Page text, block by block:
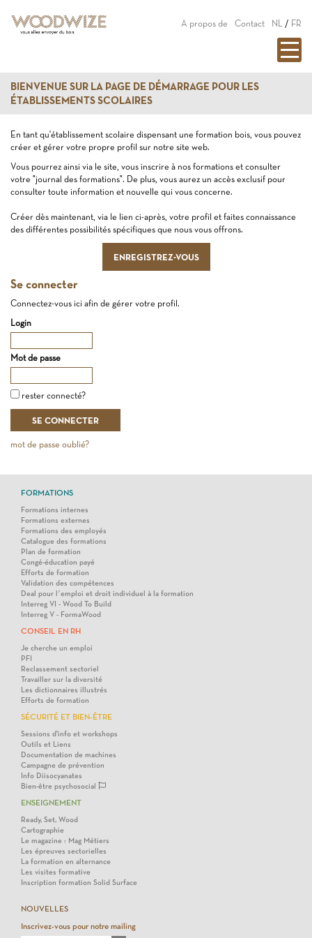
A propos de Contact NL / FR
BIENVENUE SUR LA PAGE DE DÉMARRAGE POUR LES
ÉTABLISSEMENTS SCOLAIRES
En tant qu'établissement scolaire dispensant une formation bois, vous pouvez
créer et gérer votre propre profil sur notre site web.
Vous pourrez ainsi via le site, vous inscrire à nos formations et consulter
votre "journal des formations". De plus, vous aurez un accès exclusif pour
consulter toute information et nouvelle qui vous concerne.
Créer dès maintenant, via le lien ci-après, votre profil et faites connaissance
des différentes possibilités spécifiques que nous vous offrons.
ENREGISTREZ-VOUS
Se connecter
Connectez-vous ici afin de gérer votre profil.
Login
Mot de passe
rester connecté?
mot de passe oublié?
FORMATIONS
Formations internes
Formations externes
Formations des employés
Catalogue des formations
Plan de formation
Congé-éducation payé
Efforts de formation
Validation des compétences
Deal pour l’emploi et droit individuel à la formation
Interreg VI - Wood To Build
Interreg V - FormaWood
CONSEIL EN RH
Je cherche un emploi
PFI
Reclassement sectoriel
Travailler sur la diversité
Les dictionnaires illustrés
Efforts de formation
SÉCURITÉ ET BIEN-ÊTRE
Sessions d'info et workshops
Outils et Liens
Documentation de machines
Campagne de prévention
Info Diisocyanates
Bien-être psychosocial
ENSEIGNEMENT
Ready, Set, Wood
Cartographie
Le magazine : Mag Métiers
Les épreuves sectorielles
La formation en alternance
Les visites formative
Inscription formation Solid Surface
NOUVELLES
Inscrivez-vous pour notre mailing